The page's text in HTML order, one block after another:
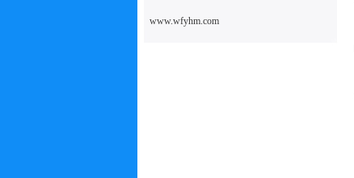
www.wfyhm.com